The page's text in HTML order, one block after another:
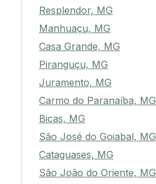
Resplendor, MG
Manhuaçu, MG
Casa Grande, MG
Piranguçu, MG
Juramento, MG
Carmo do Paranaíba, MG
Bicas, MG
São José do Goiabal, MG
Cataguases, MG
São João do Oriente, MG